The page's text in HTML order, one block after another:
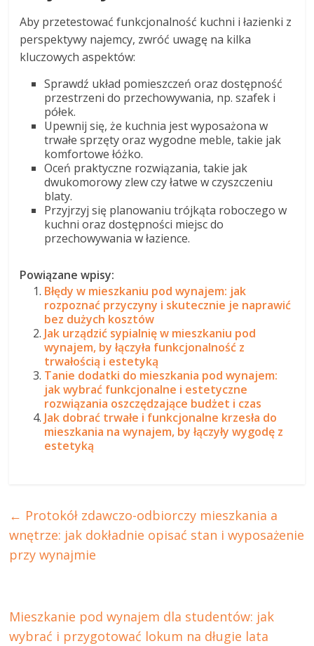
Aby przetestować funkcjonalność kuchni i łazienki z
perspektywy najemcy, zwróć uwagę na kilka
kluczowych aspektów:
Sprawdź układ pomieszczeń oraz dostępność
przestrzeni do przechowywania, np. szafek i
półek.
Upewnij się, że kuchnia jest wyposażona w
trwałe sprzęty oraz wygodne meble, takie jak
komfortowe łóżko.
Oceń praktyczne rozwiązania, takie jak
dwukomorowy zlew czy łatwe w czyszczeniu
blaty.
Przyjrzyj się planowaniu trójkąta roboczego w
kuchni oraz dostępności miejsc do
przechowywania w łazience.
Powiązane wpisy:
Błędy w mieszkaniu pod wynajem: jak
rozpoznać przyczyny i skutecznie je naprawić
bez dużych kosztów
Jak urządzić sypialnię w mieszkaniu pod
wynajem, by łączyła funkcjonalność z
trwałością i estetyką
Tanie dodatki do mieszkania pod wynajem:
jak wybrać funkcjonalne i estetyczne
rozwiązania oszczędzające budżet i czas
Jak dobrać trwałe i funkcjonalne krzesła do
mieszkania na wynajem, by łączyły wygodę z
estetyką
← Protokół zdawczo-odbiorczy mieszkania a
wnętrze: jak dokładnie opisać stan i wyposażenie
przy wynajmie
Mieszkanie pod wynajem dla studentów: jak
wybrać i przygotować lokum na długie lata